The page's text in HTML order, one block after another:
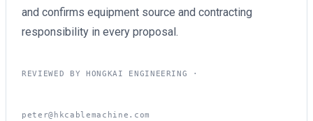
and confirms equipment source and contracting
responsibility in every proposal.
REVIEWED BY HONGKAI ENGINEERING ·
peter@hkcablemachine.com